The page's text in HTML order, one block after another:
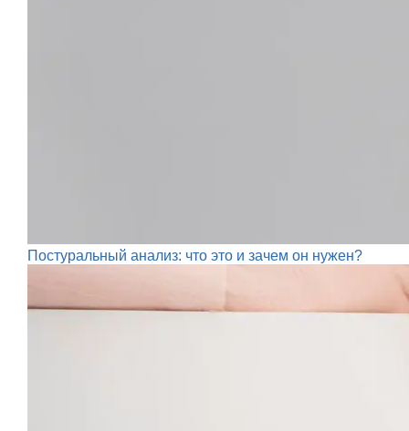
Постуральный анализ: что это и зачем он нужен?